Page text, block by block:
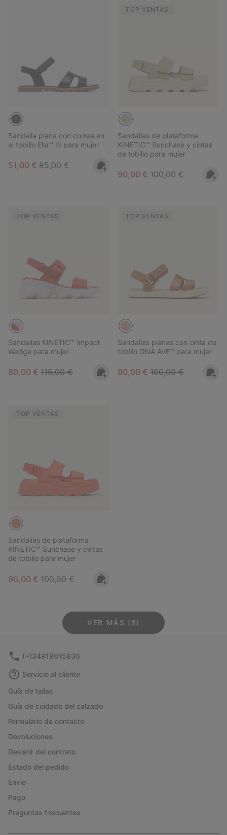
Sandalia plana con correa en
el tobillo Ella™ III para mujer
Sale price:
51,00 € Regular price:
85,00 €
TOP VENTAS
Sandalias de plataforma
KINETIC™ Sunchase y cintas
de tobillo para mujer
Sale price:
90,00 € Regular price:
100,00 €
TOP VENTAS
Sandalias KINETIC™ Impact
Wedge para mujer
Sale price:
80,00 € Regular price:
115,00 €
TOP VENTAS
Sandalias planas con cinta de
tobillo ONA AVE™ para mujer
Sale price:
80,00 € Regular price:
100,00 €
TOP VENTAS
Sandalias de plataforma
KINETIC™ Sunchase y cintas
de tobillo para mujer
Sale price:
90,00 € Regular price:
100,00 €
VER MÁS (8)
(+)34919015936
Servicio al cliente
Guía de tallas
Guía de cuidado del calzado
Formulario de contacto
Devoluciones
Desistir del contrato
Estado del pedido
Envío
Pago
Preguntas frecuentes